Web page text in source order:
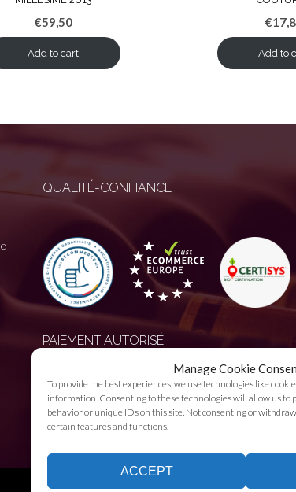
Manage Cookie
To provide the best experiences, we use technologies like
information. Consenting to these technologies will allow us to
behavior or unique IDs on this site. Not consenting or
certain features and functions.
ACCEPT
€59,50
Add to cart
€
Add to
QUALITÉ-CONFIANCE
PAIEMENT AUTORISÉ